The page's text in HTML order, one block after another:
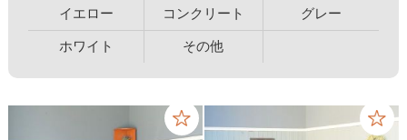
イエロー
コンクリート
グレー
ホワイト
その他